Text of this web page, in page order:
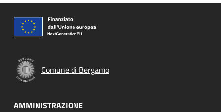
Comune di Bergamo
AMMINISTRAZIONE